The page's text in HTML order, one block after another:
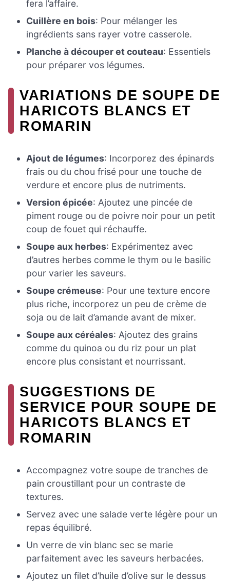
fera l’affaire.
Cuillère en bois: Pour mélanger les
ingrédients sans rayer votre casserole.
Planche à découper et couteau: Essentiels
pour préparer vos légumes.
VARIATIONS DE SOUPE DE
HARICOTS BLANCS ET
ROMARIN
Ajout de légumes: Incorporez des épinards
frais ou du chou frisé pour une touche de
verdure et encore plus de nutriments.
Version épicée: Ajoutez une pincée de
piment rouge ou de poivre noir pour un petit
coup de fouet qui réchauffe.
Soupe aux herbes: Expérimentez avec
d’autres herbes comme le thym ou le basilic
pour varier les saveurs.
Soupe crémeuse: Pour une texture encore
plus riche, incorporez un peu de crème de
soja ou de lait d’amande avant de mixer.
Soupe aux céréales: Ajoutez des grains
comme du quinoa ou du riz pour un plat
encore plus consistant et nourrissant.
SUGGESTIONS DE
SERVICE POUR SOUPE DE
HARICOTS BLANCS ET
ROMARIN
Accompagnez votre soupe de tranches de
pain croustillant pour un contraste de
textures.
Servez avec une salade verte légère pour un
repas équilibré.
Un verre de vin blanc sec se marie
parfaitement avec les saveurs herbacées.
Ajoutez un filet d’huile d’olive sur le dessus